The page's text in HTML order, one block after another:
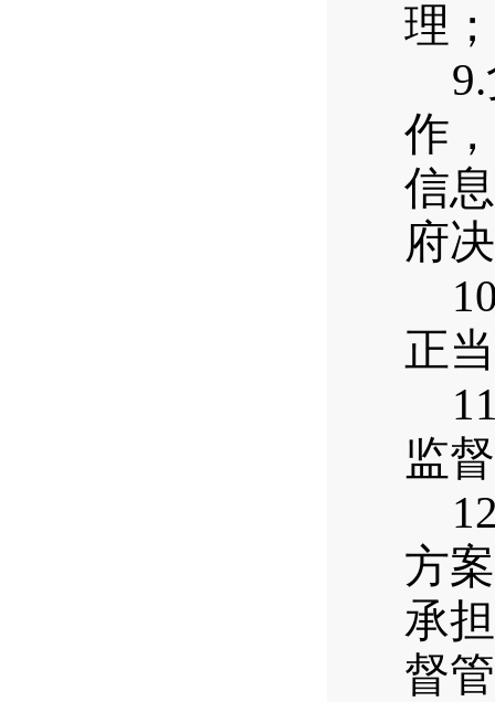
理
9.
作
信
府
正
监
方
承
督